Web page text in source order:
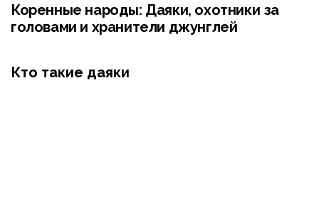
Коренные народы: Даяки, охотники за
головами и хранители джунглей
Кто такие даяки